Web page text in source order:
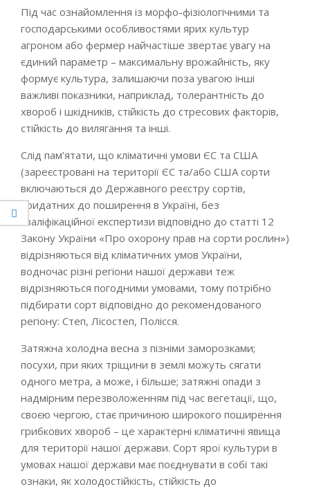
Під час ознайомлення із морфо-фізіологічними та
господарськими особливостями ярих культур
агроном або фермер найчастіше звертає увагу на
єдиний параметр – максимальну врожайність, яку
формує культура, залишаючи поза увагою інші
важливі показники, наприклад, толерантність до
хвороб і шкідників, стійкість до стресових факторів,
стійкість до вилягання та інші.
Слід пам’ятати, що кліматичні умови ЄС та США
(зареєстровані на території ЄС та/або США сорти
включаються до Державного реєстру сортів,
придатних до поширення в Україні, без
кваліфікаційної експертизи відповідно до статті 12
Закону України «Про охорону прав на сорти рослин»)
відрізняються від кліматичних умов України,
водночас різні регіони нашої держави теж
відрізняються погодними умовами, тому потрібно
підбирати сорт відповідно до рекомендованого
регіону: Степ, Лісостеп, Полісся.
Затяжна холодна весна з пізніми заморозками;
посухи, при яких тріщини в землі можуть сягати
одного метра, а може, і більше; затяжні опади з
надмірним перезволоженням під час вегетації, що,
своєю чергою, стає причиною широкого поширення
грибкових хвороб – це характерні кліматичні явища
для території нашої держави. Сорт ярої культури в
умовах нашої держави має поєднувати в собі такі
ознаки, як холодостійкість, стійкість до